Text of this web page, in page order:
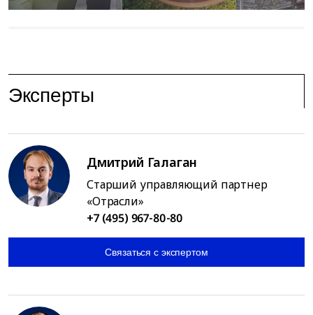
Эксперты
Дмитрий Галаган
Старший управляющий партнер
«Отрасли»
+7 (495) 967-80-80
Связаться с экспертом